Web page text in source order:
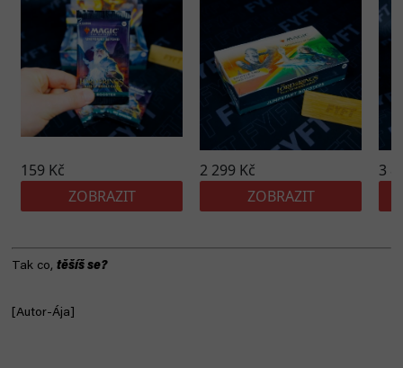
Tak co, těšíš se?
[Autor-Ája]